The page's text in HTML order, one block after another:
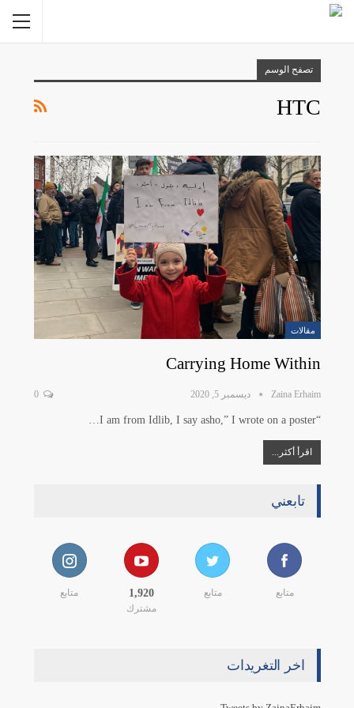
تصفح الوسم
HTC
مقالات
Carrying Home Within
Zaina Erhaim ديسمبر 5, 2020 0
“I am from Idlib, I say asho,” I wrote on a poster…
اقرأ أكثر...
تابعني
متابع متابع 1,920
مشترك
متابع
اخر التغريدات